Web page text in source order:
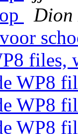
Dion
files,
WP8
WP8
WP8